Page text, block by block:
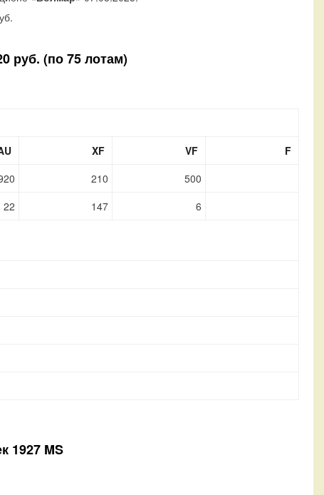
руб. (по 75 лотам)
XF VF
F
210
500
22 147 6
1927 MS